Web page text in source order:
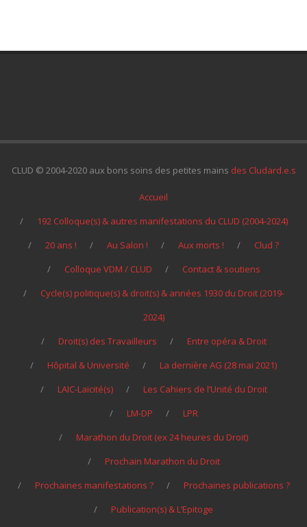
CLUD © 2004-2020 aux bons soins des petites mains des Cludard.e.s
Accueil
192 Colloque(s) & autres manifestations du CLUD (2004-2024)
20 ans !
Au Salon ! Aux morts !
Clud ?
Colloque VDM / CLUD
Contact & soutiens
Cycle(s) politique(s) & droit(s) & années 1930 du Droit (2019-
2024)
Droit(s) des Travailleurs
Entre opéra & Droit
Hôpital & Université
La dernière AG (28 mai 2021)
LAIC-Laïcité(s)
Les Cahiers de l’Unité du Droit
LM-DP
LPR
Marathon du Droit (ex 24 heures du Droit)
Prochain Marathon du Droit
Prochaines manifestations ?
Prochaines publications ?
Publication(s) & L’Epitoge